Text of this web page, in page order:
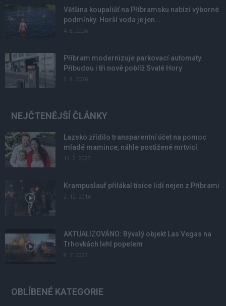
Většina koupališť na Příbramsku nabízí výborné
podmínky. Horší voda je jen...
4. 8. 2026
Příbram modernizuje parkovací automaty.
Přibudou i tři nové poblíž Svaté Hory
3. 8. 2026
NEJČTENĚJŠÍ ČLÁNKY
Lazsko zřídilo transparentní účet na pomoc
mladé mamince, náhle postižené mrtvicí
14. 2. 2023
Krampuslauf přilákal tisíce lidí nejen z Příbrami
2. 12. 2016
AKTUALIZOVÁNO: Bývalý objekt Las Vegas na
Trhovkách lehl popelem
8. 7. 2023
OBLÍBENÉ KATEGORIE